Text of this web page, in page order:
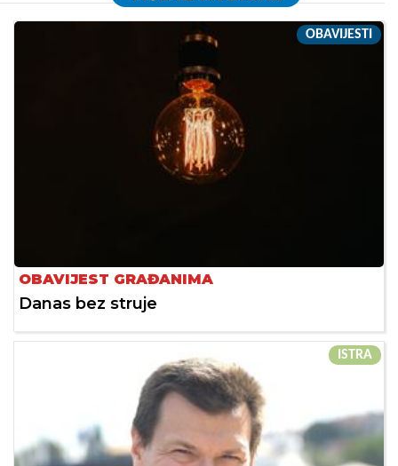
OBAVIJESTI
OBAVIJEST GRAĐANIMA
Danas bez struje
ISTRA